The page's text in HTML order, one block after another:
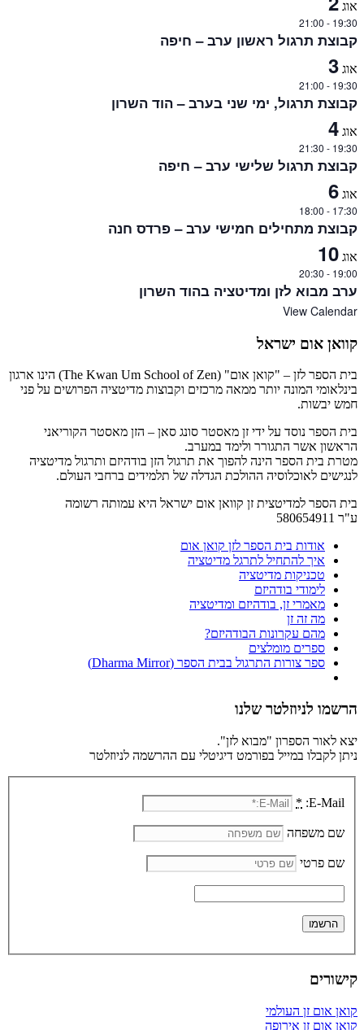
אוג
19:30
-
21:00
קבוצת תרגול ראשון ערב – חיפה
אוג 3
19:30
-
21:00
קבוצת תרגול, ימי שני בערב – הוד השרון
אוג 4
19:30
-
21:30
קבוצת תרגול שלישי ערב – חיפה
אוג 6
17:30
-
18:00
קבוצת מתחילים חמישי ערב – פרדס חנה
אוג 10
19:00
-
20:30
ערב מבוא לזן ומדיטציה בהוד השרון
View Calendar
קוואן אום ישראל
בית הספר לזן – "קואן אום" (The Kwan Um School of Zen) הינו ארגון
בינלאומי המונה יותר ממאה מרכזים וקבוצות מדיטציה הפרושים על פני
חמש יבשות.
בית הספר נוסד על ידי זן מאסטר סונג סאן – הזן מאסטר הקוריאני
הראשון אשר התגורר ולימד במערב.
מטרת בית הספר הינה להפוך את תרגול הזן בודהיזם ותרגול מדיטציה
לנגישים לאוכלוסיה ההולכת הגדלה של תלמידים ברחבי העולם.
בית הספר למדיטצית זן קוואן אום ישראל היא עמותה רשומה
ע"ר 580654911
אודות בית הספר לזן קואן אום
איך להתחיל לתרגל מדיטציה
טכניקות מדיטציה
לימודי בודהיזם
מאמרי זן, בודהיזם ומדיטציה
מה זה זן
מהם עקרונות הבודהיזם?
ספרים מומלצים
ספר צורות התרגול בבית הספר (Dharma Mirror)
הרשמו לניוזלטר שלנו
יצא לאור הספרון "מבוא לזן".
ניתן לקבלו במייל בפורמט דיגיטלי עם ההרשמה לניוזלטר
E-Mail:
*
שם משפחה
שם פרטי
קישורים
קואן אום זן העולמי
קואן אום זן אירופה